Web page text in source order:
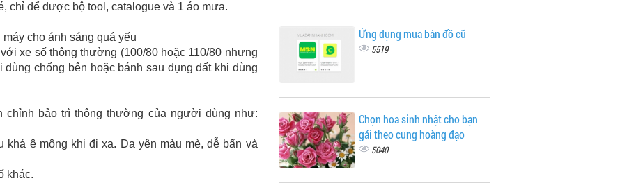
chỉ để được bộ tool, catalogue và 1 áo mưa.
cho ánh sáng quá yếu
xe số thông thường (100/80 hoặc 110/80 nhưng
dùng chống bên hoặc bánh sau đụng đất khi dùng
chỉnh bảo trì thông thường của người dùng như:
ê mông khi đi xa. Da yên màu mè, dễ bẩn và
khác.
Ứng dụng mua bán đồ cũ
5519
Chọn hoa sinh nhật cho bạn
gái theo cung hoàng đạo
5040